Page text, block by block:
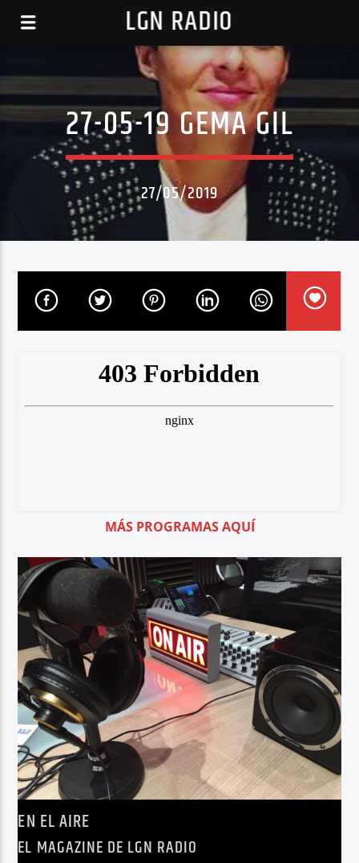
LGN RADIO
27-05-19 GEMA GIL
27/05/2019
MÁS PROGRAMAS AQUÍ
EN EL AIRE
EL MAGAZINE DE LGN RADIO